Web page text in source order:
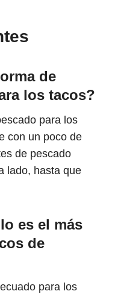
de
los tacos?
para los
con un poco de
de pescado
lado, hasta que
es el más
de
para los